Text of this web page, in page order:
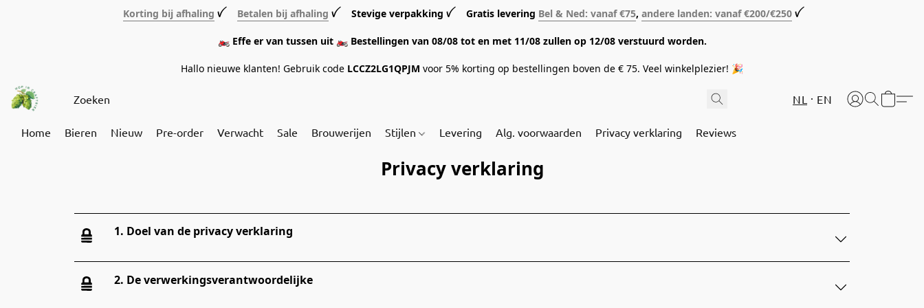
Korting bij afhaling ꪜ Betalen bij afhaling ꪜ Stevige verpakking ꪜ Gratis levering Bel & Ned: vanaf €75, andere landen: vanaf €200/€250 ꪜ
🏍️ Effe er van tussen uit 🏍️ Bestellingen van 08/08 tot en met 11/08 zullen op 12/08 verstuurd worden.
Hallo nieuwe klanten! Gebruik code LCCZ2LG1QPJM voor 5% korting op bestellingen boven de € 75. Veel winkelplezier! 🎉
NL EN
Home Bieren Nieuw Pre-order Verwacht Sale Brouwerijen Stijlen Levering Alg. voorwaarden Privacy verklaring Reviews
Privacy verklaring
1. Doel van de privacy verklaring
2. De verwerkingsverantwoordelijke